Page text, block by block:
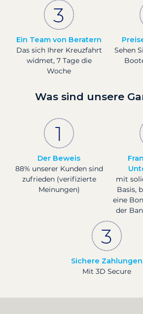
Ein Team von Beratern
Das sich Ihrer Kreuzfahrt
widmet, 7 Tage die
Woche
Sehen
Was sind unsere
Der Beweis
88% unserer Kunden sind
zufrieden (verifizierte
Meinungen)
mit
Basis,
eine
der
Sichere Zahlungen
Mit 3D Secure